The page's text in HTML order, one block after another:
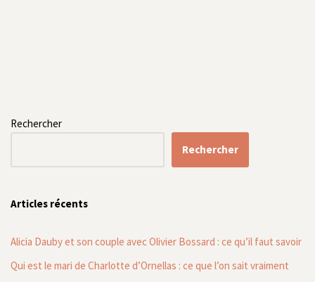
Rechercher
Rechercher
Articles récents
Alicia Dauby et son couple avec Olivier Bossard : ce qu’il faut savoir
Qui est le mari de Charlotte d’Ornellas : ce que l’on sait vraiment